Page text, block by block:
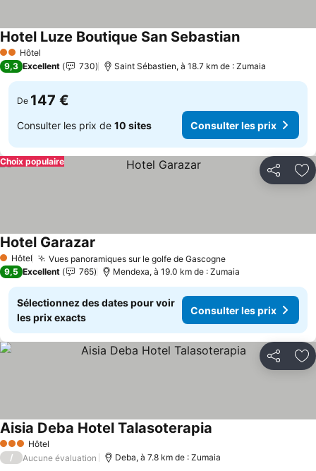
2 Étoiles
Hôtel
Hotel Luze Boutique San Sebastian
9,3 Excellent 730 Saint Sébastien, à 18.7 km de : Zumaia
De 147 €
Consulter les prix de 10 sites Consulter les prix
Partager
Choix populaire
1 Étoiles
Hôtel Vues panoramiques sur le golfe de Gascogne
Hotel Garazar
9,5 Excellent 765 Mendexa, à 19.0 km de : Zumaia
Sélectionnez des dates pour voir
les prix exacts
Consulter les prix
Partager
3 ÉtoilesHôtel
Aisia Deba Hotel Talasoterapia
/ Aucune évaluation Deba, à 7.8 km de : Zumaia